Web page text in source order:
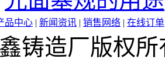
品中心 | 新闻资讯 | 销售网络 | 在线订单
铸造厂版权所